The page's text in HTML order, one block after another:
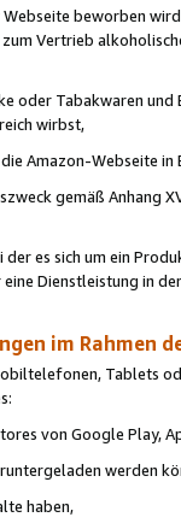
beworben
Vertrieb
oder Tabakwaren
wirbst,
Amazon-Webseite in
gemäß Anhang
es sich um ein
Dienstleistung in
im Rahmen
Tablets
von Google Play,
werden
haben,